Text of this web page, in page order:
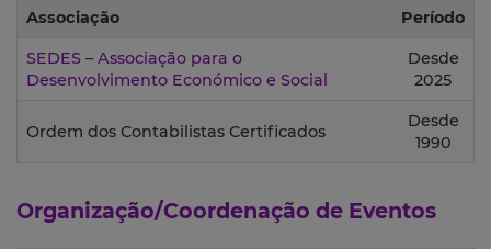
Associação Período
SEDES – Associação para o
Desenvolvimento Económico e Social
Desde
2025
Ordem dos Contabilistas Certificados
Desde
1990
Organização/Coordenação de Eventos